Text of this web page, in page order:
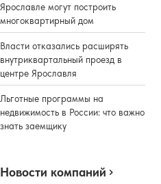
Ярославле могут построить
многоквартирный дом
Власти отказались расширять
внутриквартальный проезд в
центре Ярославля
Льготные программы на
недвижимость в России: что важно
знать заемщику
Новости компаний